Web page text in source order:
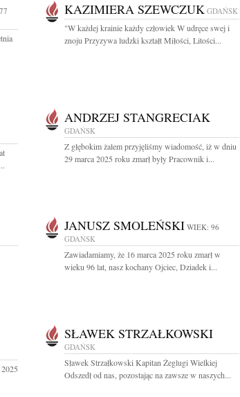
KAZIMIERA SZEWCZUK GDAŃSK
"W każdej krainie każdy człowiek W udręce swej i
znoju Przyzywa ludzki kształt Miłości, Litości...
ANDRZEJ STANGRECIAK
GDAŃSK
Z głębokim żalem przyjęliśmy wiadomość, iż w dniu
29 marca 2025 roku zmarł były Pracownik i...
JANUSZ SMOLEŃSKI WIEK: 96
GDAŃSK
Zawiadamiamy, że 16 marca 2025 roku zmarł w
wieku 96 lat, nasz kochany Ojciec, Dziadek i...
SŁAWEK STRZAŁKOWSKI
GDAŃSK
Sławek Strzałkowski Kapitan Żeglugi Wielkiej
Odszedł od nas, pozostając na zawsze w naszych...